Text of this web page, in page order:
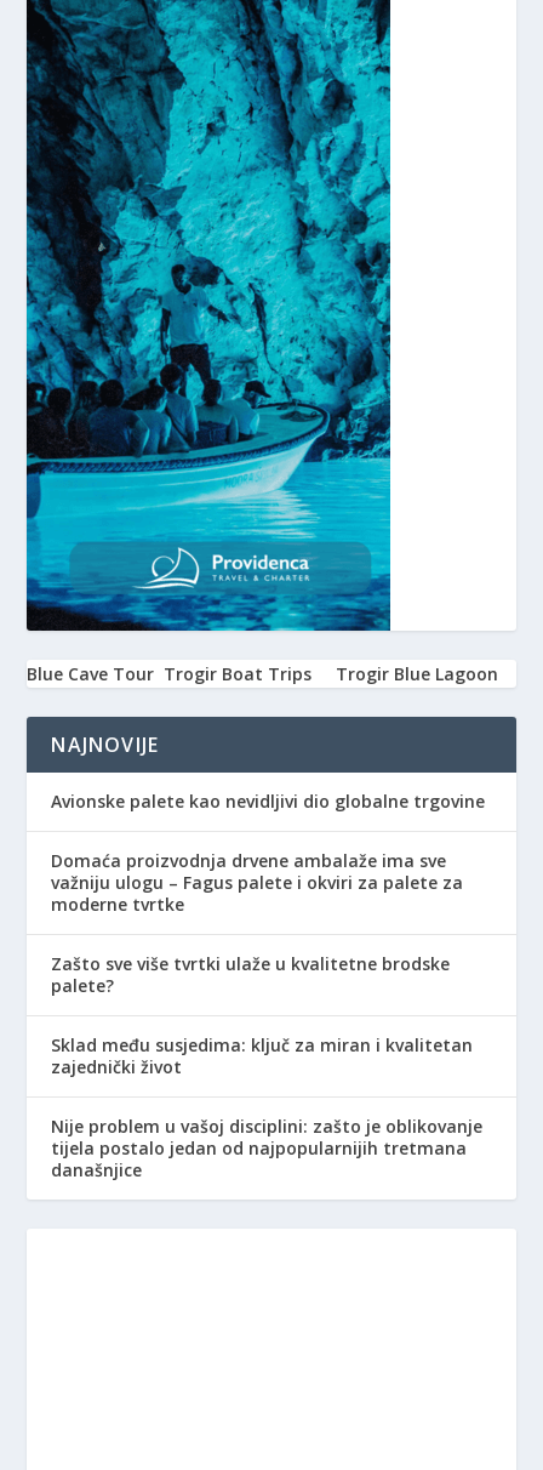
Blue Cave Tour Trogir Boat Trips Trogir Blue Lagoon
NAJNOVIJE
Avionske palete kao nevidljivi dio globalne trgovine
Domaća proizvodnja drvene ambalaže ima sve
važniju ulogu – Fagus palete i okviri za palete za
moderne tvrtke
Zašto sve više tvrtki ulaže u kvalitetne brodske
palete?
Sklad među susjedima: ključ za miran i kvalitetan
zajednički život
Nije problem u vašoj disciplini: zašto je oblikovanje
tijela postalo jedan od najpopularnijih tretmana
današnjice